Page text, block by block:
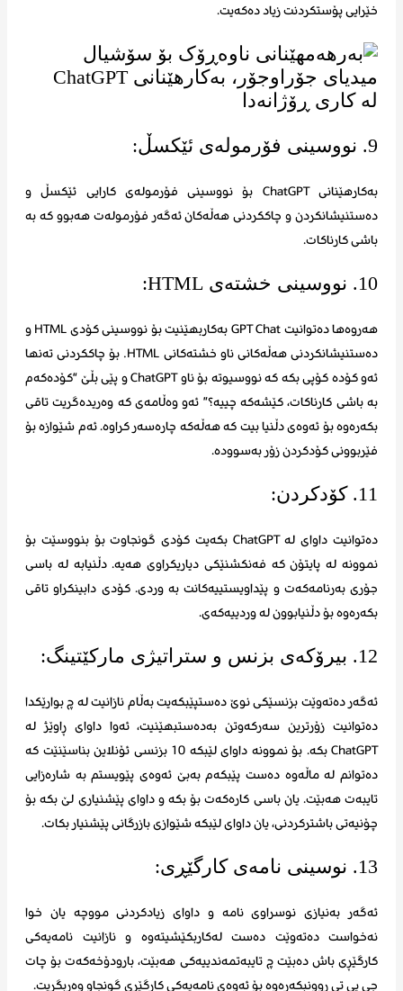
خێرایی پۆستکردنت زیاد دەکەیت.
9. نووسینی فۆرمولەی ئێکسڵ:
بەکارهێنانی ChatGPT بۆ نووسینی فۆرمولەی کارایی ئێکسڵ و
دەستنیشانکردن و چاککردنی هەڵەکان ئەگەر فۆرمولەت هەبوو کە بە
باشی کارناکات.
10. نووسینی خشتەی HTML:
هەروەها دەتوانیت GPT Chat بەکاربهێنیت بۆ نووسینی کۆدی HTML و
دەستنیشانکردنی هەڵەکانی ناو خشتەکانی HTML. بۆ چاککردنی تەنها
ئەو کۆدە کۆپی بکە کە نووسیوتە بۆ ناو ChatGPT و پێی بڵێ “کۆدەکەم
بە باشی کارناکات، کێشەکە چییە؟” ئەو وەڵامەی کە وەریدەگریت تاقی
بکەرەوە بۆ ئەوەی دڵنیا بیت کە هەڵەکە چارەسەر کراوە. ئەم شێوازە بۆ
فێربوونی کۆدکردن زۆر بەسوودە.
11. کۆدکردن:
دەتوانیت داوای لە ChatGPT بکەیت کۆدی گونجاوت بۆ بنووسێت بۆ
نموونە لە پایتۆن کە فەنکشنێکی دیاریکراوی هەیە. دڵنیابە لە باسی
جۆری بەرنامەکەت و پێداویستییەکانت بە وردی. کۆدی دابینکراو تاقی
بکەرەوە بۆ دڵنیابوون لە وردییەکەی.
12. بیرۆکەی بزنس و ستراتیژی مارکێتینگ:
ئەگەر دەتەوێت بزنسێکی نوێ دەستپێبکەیت بەڵام نازانیت لە چ بوارێکدا
دەتوانیت زۆرترین سەرکەوتن بەدەستبهێنیت، ئەوا داوای ڕاوێژ لە
ChatGPT بکە. بۆ نموونە داوای لێبکە 10 بزنسی ئۆنلاین بناسێنێت کە
دەتوانم لە ماڵەوە دەست پێبکەم بەبێ ئەوەی پێویستم بە شارەزایی
تایبەت هەبێت. یان باسی کارەکەت بۆ بکە و داوای پێشنیاری لێ بکە بۆ
چۆنیەتی باشترکردنی، یان داوای لێبکە شێوازی بازرگانی پێشنیار بکات.
13. نوسینی نامەی کارگێڕی:
ئەگەر بەنیازی نوسراوی نامە و داوای زیادکردنی مووچە یان خوا
نەخواست دەتەوێت دەست لەکاربکێشیتەوە و نازانیت نامەیەکی
کارگێڕی باش دەبێت چ تایبەتمەندییەکی هەبێت، بارودۆخەکەت بۆ چات
جی پی تی ڕوونبکەرەوە بۆ ئەوەی نامەیەکی کارگێڕی گونجاو وەربگریت.